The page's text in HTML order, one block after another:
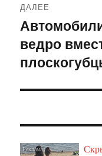
ДАЛЕЕ
Следующая
запись:
ведро